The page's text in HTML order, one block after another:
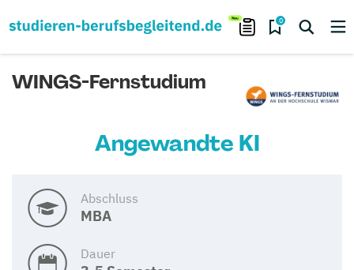
0
WINGS-Fernstudium
Angewandte KI
Abschluss
MBA
Dauer